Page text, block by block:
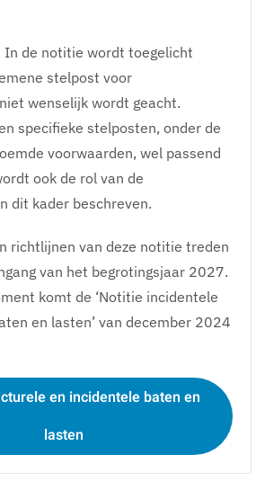
In de notitie wordt toegelicht
stelpost voor
wenselijk wordt geacht.
specifieke stelposten, onder de
voorwaarden, wel passend
ook de rol van de
dit kader beschreven.
richtlijnen van deze notitie treden
van het begrotingsjaar 2027.
komt de ‘Notitie incidentele
en lasten’ van december 2024
en incidentele baten en
lasten